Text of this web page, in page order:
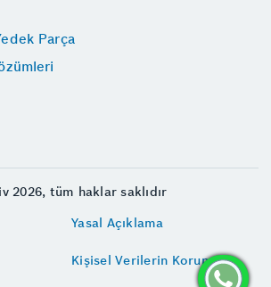
Parça
2026, tüm haklar saklıdır
Yasal Açıklama
Kişisel Verilerin Korunması